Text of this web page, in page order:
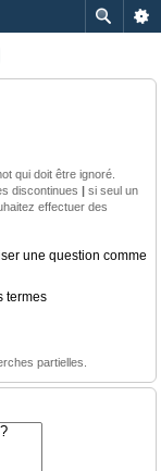
qui doit être ignoré.
discontinues | si seul un
effectuer des
une question comme
termes
partielles.